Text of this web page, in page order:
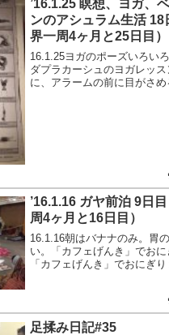
ンサーリン...
’16.1.25 瞑想、ヨガ、
ンのアシュラム生活 18
界一周4ヶ月と25日目）
16.1.25ヨガのポーズいろい
ダプラカーシュのヨガレッ
に、アラームの前に目がさめ
’16.1.16 ガヤ前泊 9日目（世界一
周4ヶ月と16日目）
16.1.16朝はバナナのみ。胃
い。「カフェげんき」でお
「カフェげんき」でおにぎり
った。これからブッタガヤ
を吉本さん...
足揉み日記#35